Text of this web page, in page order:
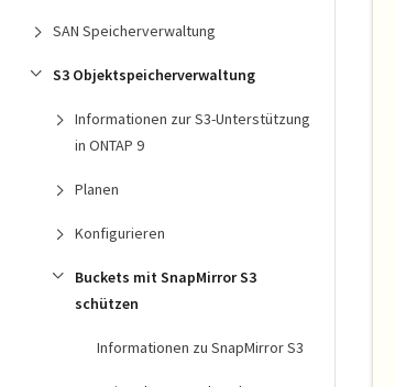
SAN Speicherverwaltung
S3 Objektspeicherverwaltung
Informationen zur S3-Unterstützung
in ONTAP 9
Planen
Konfigurieren
Buckets mit SnapMirror S3
schützen
Informationen zu SnapMirror S3